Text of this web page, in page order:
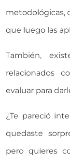
metodológicas,
que luego las
También,
relacionados
evaluar para
¿Te pareció
quedaste
pero quieres